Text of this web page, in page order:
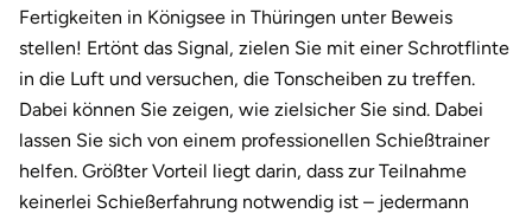
Fertigkeiten in Königsee in Thüringen unter Beweis
stellen! Ertönt das Signal, zielen Sie mit einer Schrotflinte
in die Luft und versuchen, die Tonscheiben zu treffen.
Dabei können Sie zeigen, wie zielsicher Sie sind. Dabei
lassen Sie sich von einem professionellen Schießtrainer
helfen. Größter Vorteil liegt darin, dass zur Teilnahme
keinerlei Schießerfahrung notwendig ist – jedermann
Coburg
Cottbus
Darmstadt
Deggendorf
Strausberg (Berlin/Brandenburg)
Sömmerda
Weimar
sächsische Schweiz
Witterda